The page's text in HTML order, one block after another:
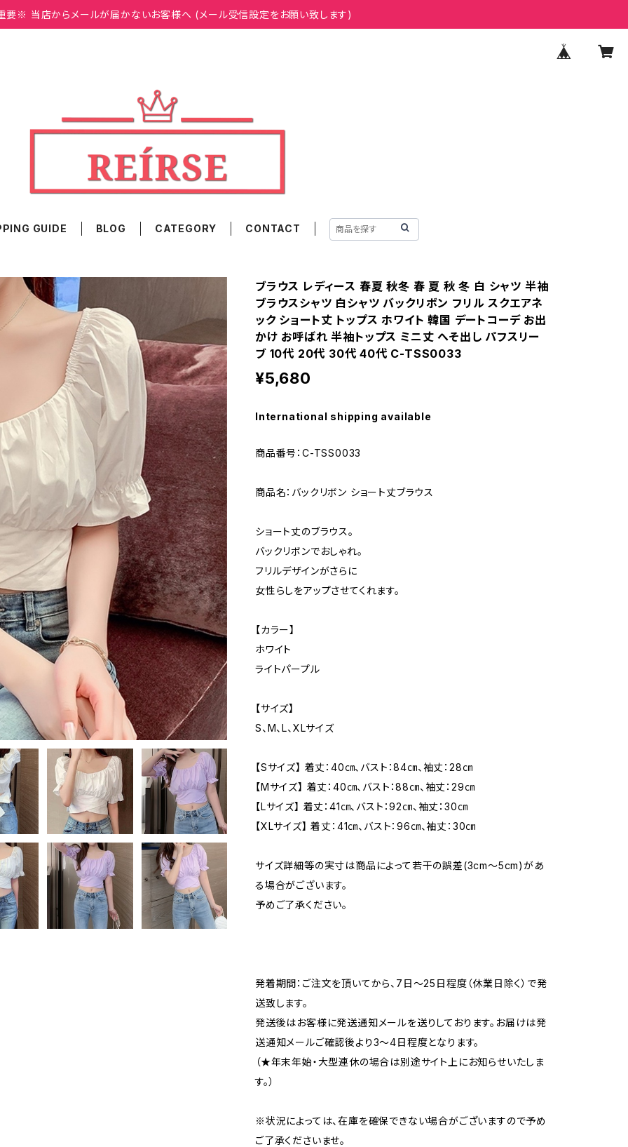
※ 当店からメールが届かないお客様へ (メール受信設定をお願い致します)
GUIDE BLOG CATEGORY CONTACT
ブラウス レディース 春夏 秋冬 春 夏 秋 冬 白 シャツ 半袖
ブラウスシャツ 白シャツ バックリボン フリル スクエアネ
ック ショート丈 トップス ホワイト 韓国 デートコーデ お出
かけ お呼ばれ 半袖トップス ミニ丈 へそ出し パフスリー
ブ 10代 20代 30代 40代 C-TSS0033
¥5,680
International shipping available
商品番号：C-TSS0033
商品名：バックリボン ショート丈ブラウス
ショート丈のブラウス。
バックリボンでおしゃれ。
フリルデザインがさらに
女性らしをアップさせてくれます。
【カラー】
ホワイト
ライトパープル
【サイズ】
S、M、L、XLサイズ
【Sサイズ】 着丈：40㎝、バスト：84㎝、袖丈：28㎝
【Mサイズ】 着丈：40㎝、バスト：88㎝、袖丈：29㎝
【Lサイズ】 着丈：41㎝、バスト：92㎝、袖丈：30㎝
【XLサイズ】 着丈：41㎝、バスト：96㎝、袖丈：30㎝
サイズ詳細等の実寸は商品によって若干の誤差(3cm〜5cm)があ
る場合がございます。
予めご了承ください。
発着期間：ご注文を頂いてから、7日〜25日程度（休業日除く）で発
送致します。
発送後はお客様に発送通知メールを送りしております。お届けは発
送通知メールご確認後より3〜4日程度となります。
（★年末年始・大型連休の場合は別途サイト上にお知らせいたしま
す。）
※状況によっては、在庫を確保できない場合がございますので予め
ご了承くださいませ。